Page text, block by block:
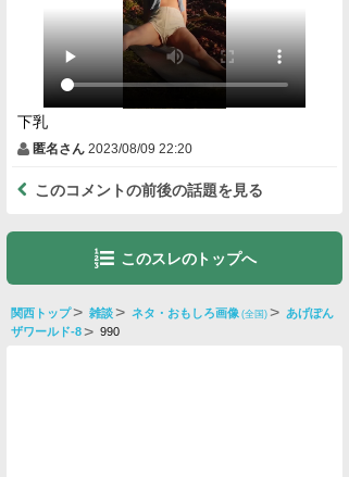
下乳
匿名さん 2023/08/09 22:20
このコメントの前後の話題を見る
このスレのトップへ
関西トップ 雑談 ネタ・おもしろ画像 (全国)
あげぽん
ザワールド-8
990